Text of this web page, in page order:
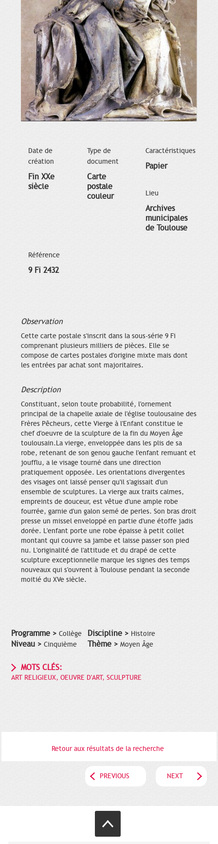
Date de
création
Fin XXe
siècle
Type de
document
Carte
postale
couleur
Caractéristiques
Papier
Lieu
Archives
municipales
de Toulouse
Référence
9 Fi 2432
Observation
Cette carte postale s'inscrit dans la sous-série 9 Fi
comprenant plusieurs milliers de pièces. Elle se
compose de cartes postales d'origine mixte mais dont
les entrées par achat sont majoritaires.
Description
Constituant, selon toute probabilité, l'ornement
principal de la chapelle axiale de l'église toulousaine des
Frères Pêcheurs, cette Vierge à l'Enfant constitue le
chef d'oeuvre de la sculpture de la fin du Moyen Âge
toulousain.La vierge, enveloppée dans les plis de sa
robe, retenant de son genou gauche l'enfant remuant et
joufflu, a le visage tourné dans une direction
pratiquement opposée. Les orientations divergentes
des visages ont laissé penser qu'il s'agissait d'un
ensemble de sculptures. La vierge aux traits calmes,
empreints de douceur, est vêtue d'une ample robe
fourrée, garnie d'un galon semé de perles. Son bras droit
presse un missel enveloppé en partie d'une étoffe jadis
dorée. L'enfant porte une robe épaisse à petit collet
montant qui couvre sa jambe et laisse passer son pied
nu. L'originalité de l'attitude et du drapé de cette
sculpture exceptionnelle marque les signes des temps
nouveaux qui s'ouvrent à Toulouse pendant la seconde
moitié du XVe siècle.
Programme > Collège
Niveau > Cinquième
Discipline > Histoire
Thème > Moyen Âge
MOTS CLÉS:
ART RELIGIEUX, OEUVRE D'ART, SCULPTURE
Retour aux résultats de la recherche
PREVIOUS NEXT